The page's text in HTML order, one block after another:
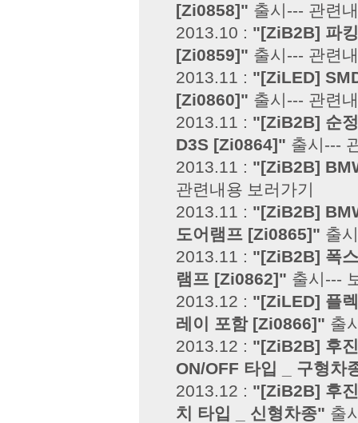
[Zi0858]" 출시--- 관련
2013.10 : "[ZiB2B] 파
[Zi0859]" 출시--- 관련
2013.11 : "[ZiLED]
[Zi0860]" 출시--- 관련
2013.11 : "[ZiB2B] 순
D3S [Zi0864]" 출시---
2013.11 : "[ZiB2B]
관련내용 보러가기
2013.11 : "[ZiB2B]
도어램프 [Zi0865]" 출
2013.11 : "[ZiB2B] 폭
램프 [Zi0862]" 출시---
2013.12 : "[ZiLED] 플
레이 포함 [Zi0866]" 출
2013.12 : "[ZiB2B] 후
ON/OFF 타입 _ 구형차
2013.12 : "[ZiB2B] 후
치 타입 _ 신형차종" 출